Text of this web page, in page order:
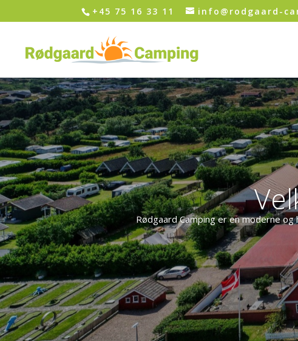
+45 75 16 33 11 info@rodgaard-
Rødgaard Camping er en moderne